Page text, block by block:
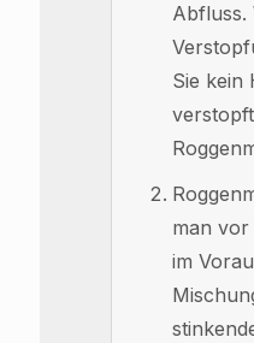
Abfluss.
Sie kein
man vor
im